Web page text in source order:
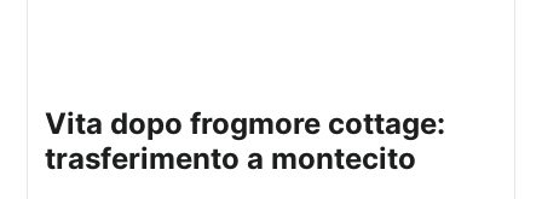
vita dopo frogmore cottage:
trasferimento a montecito